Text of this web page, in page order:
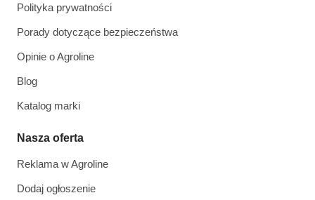
Polityka prywatności
Porady dotyczące bezpieczeństwa
Opinie o Agroline
Blog
Katalog marki
Nasza oferta
Reklama w Agroline
Dodaj ogłoszenie